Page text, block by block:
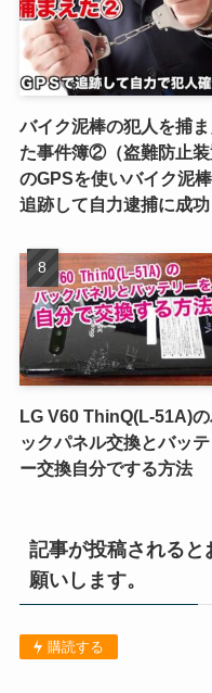
バイク泥棒の犯人を捕ま
た事件簿②（盗難防止
のGPSを使いバイク泥
追跡して自力逮捕に成功
LG V60 ThinQ(L-51A)
ックパネル交換とバッテ
ー交換自分でする方法
記事が投稿されると
願いします。
購読する